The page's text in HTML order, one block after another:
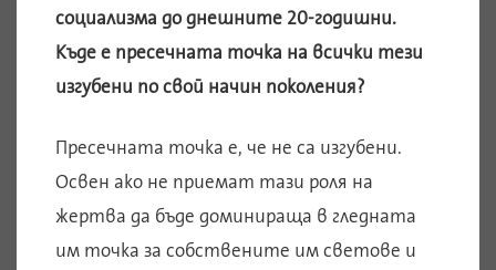
социализма до днешните 20-годишни.
Къде е пресечната точка на всички тези
изгубени по свой начин поколения?
Пресечната точка е, че не са изгубени.
Освен ако не приемат тази роля на
жертва да бъде доминираща в гледната
им точка за собствените им светове и